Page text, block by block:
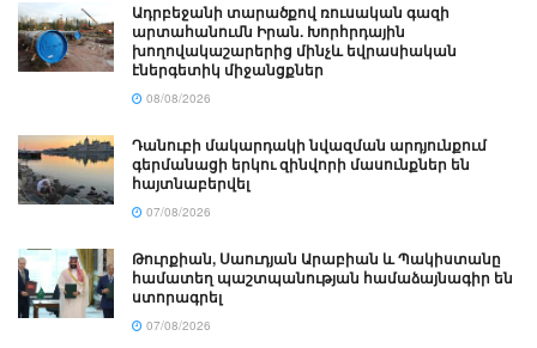
Ադրբեջանի տարածքով ռուսական գազի
արտահանումն Իրան. Խորհրդային
խողովակաշարերից մինչև եվրասիական
էներգետիկ միջանցքներ
08/08/2026
Դանուբի մակարդակի նվազման արդյունքում
գերմանացի երկու զինվորի մասունքներ են
հայտնաբերվել
07/08/2026
Թուրքիան, Սաուդյան Արաբիան և Պակիստանը
համատեղ պաշտպանության համաձայնագիր են
ստորագրել
07/08/2026